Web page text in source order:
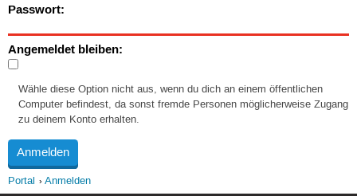
Passwort:
Angemeldet bleiben:
Wähle diese Option nicht aus, wenn du dich an einem öffentlichen
Computer befindest, da sonst fremde Personen möglicherweise Zugang
zu deinem Konto erhalten.
Portal Anmelden